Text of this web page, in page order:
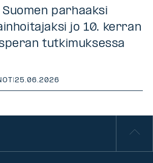
parhaaksi
jo 10. kerran
tutkimuksessa
|25.06.2026